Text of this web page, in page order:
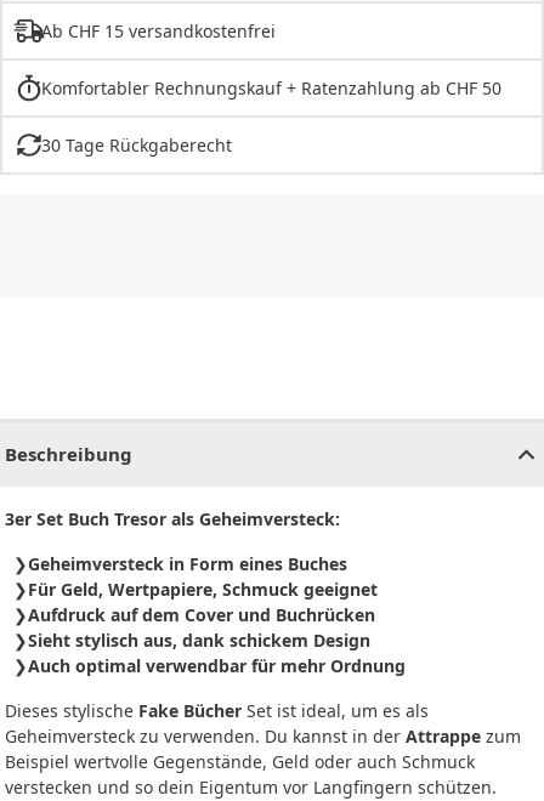
Ab CHF 15 versandkostenfrei
Komfortabler Rechnungskauf + Ratenzahlung ab CHF 50
30 Tage Rückgaberecht
Beschreibung
3er Set Buch Tresor als Geheimversteck:
Geheimversteck in Form eines Buches
Für Geld, Wertpapiere, Schmuck geeignet
Aufdruck auf dem Cover und Buchrücken
Sieht stylisch aus, dank schickem Design
Auch optimal verwendbar für mehr Ordnung
Dieses stylische Fake Bücher Set ist ideal, um es als
Geheimversteck zu verwenden. Du kannst in der Attrappe zum
Beispiel wertvolle Gegenstände, Geld oder auch Schmuck
verstecken und so dein Eigentum vor Langfingern schützen.